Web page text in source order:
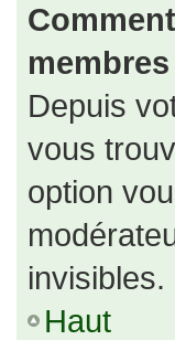
Depuis
vous
option
invisibles.
Haut